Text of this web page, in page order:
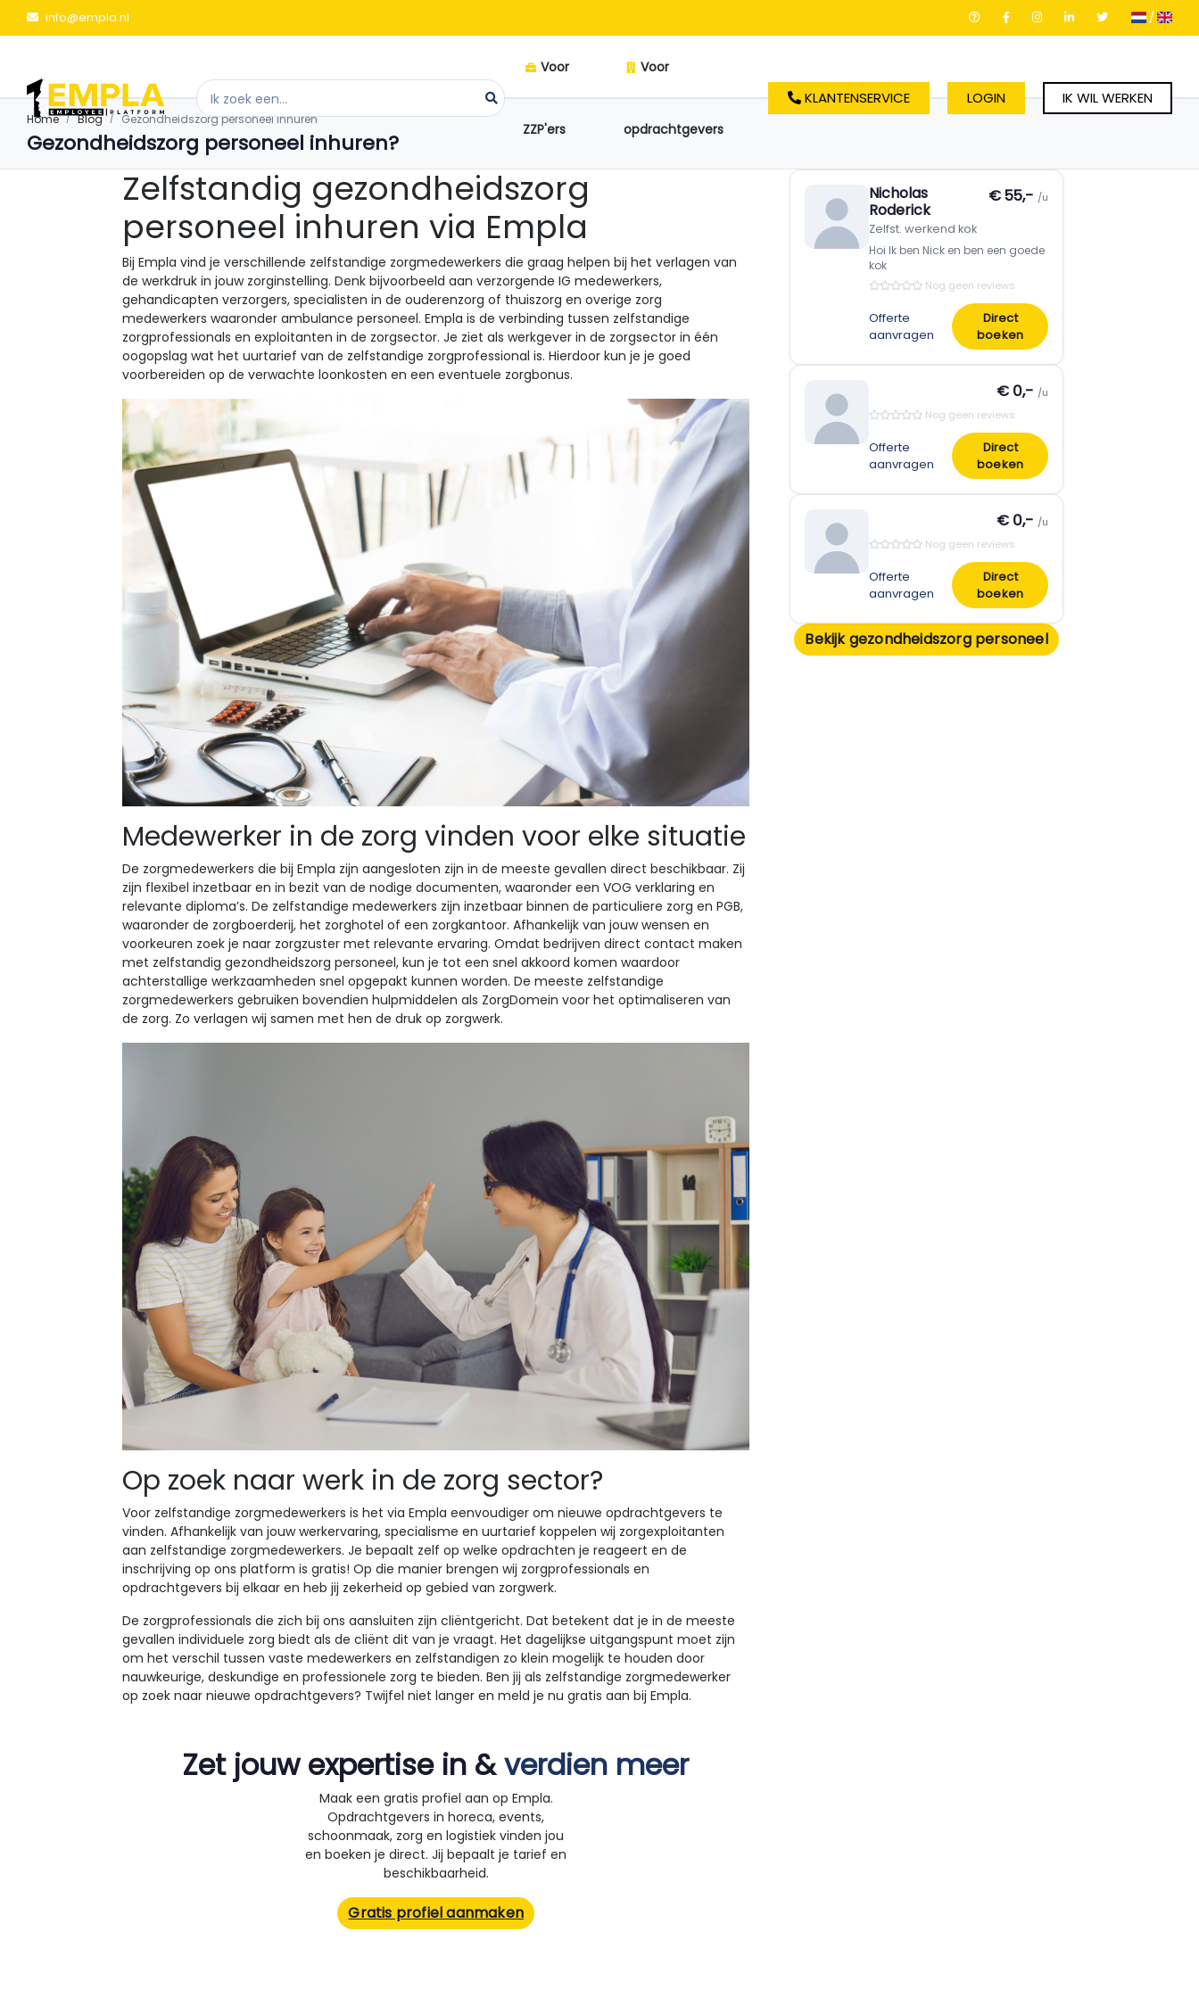
info@empla.nl /
Voor
ZZP'ers
Voor
opdrachtgevers
KLANTENSERVICE LOGIN IK WIL WERKEN
Home Blog Gezondheidszorg personeel inhuren
Gezondheidszorg personeel inhuren?
Zelfstandig gezondheidszorg
personeel inhuren via Empla
Bij Empla vind je verschillende zelfstandige zorgmedewerkers die graag helpen bij het verlagen van
de werkdruk in jouw zorginstelling. Denk bijvoorbeeld aan verzorgende IG medewerkers,
gehandicapten verzorgers, specialisten in de ouderenzorg of thuiszorg en overige zorg
medewerkers waaronder ambulance personeel. Empla is de verbinding tussen zelfstandige
zorgprofessionals en exploitanten in de zorgsector. Je ziet als werkgever in de zorgsector in één
oogopslag wat het uurtarief van de zelfstandige zorgprofessional is. Hierdoor kun je je goed
voorbereiden op de verwachte loonkosten en een eventuele zorgbonus.
Medewerker in de zorg vinden voor elke situatie
De zorgmedewerkers die bij Empla zijn aangesloten zijn in de meeste gevallen direct beschikbaar. Zij
zijn flexibel inzetbaar en in bezit van de nodige documenten, waaronder een VOG verklaring en
relevante diploma’s. De zelfstandige medewerkers zijn inzetbaar binnen de particuliere zorg en PGB,
waaronder de zorgboerderij, het zorghotel of een zorgkantoor. Afhankelijk van jouw wensen en
voorkeuren zoek je naar zorgzuster met relevante ervaring. Omdat bedrijven direct contact maken
met zelfstandig gezondheidszorg personeel, kun je tot een snel akkoord komen waardoor
achterstallige werkzaamheden snel opgepakt kunnen worden. De meeste zelfstandige
zorgmedewerkers gebruiken bovendien hulpmiddelen als ZorgDomein voor het optimaliseren van
de zorg. Zo verlagen wij samen met hen de druk op zorgwerk.
Op zoek naar werk in de zorg sector?
Voor zelfstandige zorgmedewerkers is het via Empla eenvoudiger om nieuwe opdrachtgevers te
vinden. Afhankelijk van jouw werkervaring, specialisme en uurtarief koppelen wij zorgexploitanten
aan zelfstandige zorgmedewerkers. Je bepaalt zelf op welke opdrachten je reageert en de
inschrijving op ons platform is gratis! Op die manier brengen wij zorgprofessionals en
opdrachtgevers bij elkaar en heb jij zekerheid op gebied van zorgwerk.
De zorgprofessionals die zich bij ons aansluiten zijn cliëntgericht. Dat betekent dat je in de meeste
gevallen individuele zorg biedt als de cliënt dit van je vraagt. Het dagelijkse uitgangspunt moet zijn
om het verschil tussen vaste medewerkers en zelfstandigen zo klein mogelijk te houden door
nauwkeurige, deskundige en professionele zorg te bieden. Ben jij als zelfstandige zorgmedewerker
op zoek naar nieuwe opdrachtgevers? Twijfel niet langer en meld je nu gratis aan bij Empla.
Zet jouw expertise in &verdien meer
Maak een gratis profiel aan op Empla.
Opdrachtgevers in horeca, events,
schoonmaak, zorg en logistiek vinden jou
en boeken je direct. Jij bepaalt je tarief en
beschikbaarheid.
Gratis profiel aanmaken
Nicholas
Roderick
Zelfst. werkend kok
€ 55,- /u
Hoi Ik ben Nick en ben een goede
kok
Nog geen reviews
Offerte
aanvragen
Direct
boeken
€ 0,- /u
Nog geen reviews
Offerte
aanvragen
Direct
boeken
€ 0,- /u
Nog geen reviews
Offerte
aanvragen
Direct
boeken
Bekijk gezondheidszorg personeel